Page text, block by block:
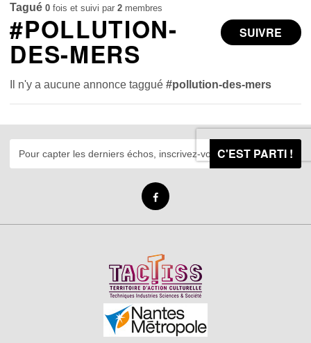
Tagué 0 fois et suivi par2 membres
SUIVRE
#POLLUTION-
DES-MERS
Il n'y a aucune annonce taggué#pollution-des-mers
C'EST PARTI !